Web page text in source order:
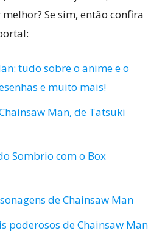
Se sim, então confira
tudo sobre o anime e o
e muito mais!
Man, de Tatsuki
Sombrio com o Box
de Chainsaw Man
poderosos de Chainsaw Man